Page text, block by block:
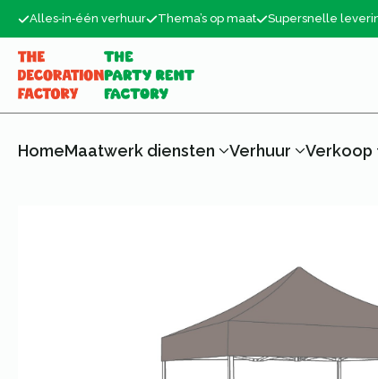
Alles‑in‑één verhuur Thema’s op maat Supersnelle
HomeMaatwerk diensten Verhuur Verkoop